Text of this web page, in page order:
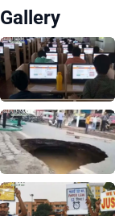
Gallery